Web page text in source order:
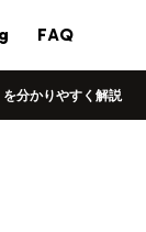
FAQ
分かりやすく解説